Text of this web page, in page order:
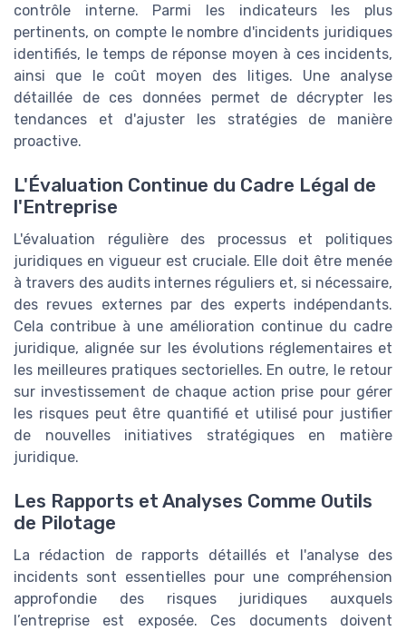
contrôle interne. Parmi les indicateurs les plus
pertinents, on compte le nombre d'incidents juridiques
identifiés, le temps de réponse moyen à ces incidents,
ainsi que le coût moyen des litiges. Une analyse
détaillée de ces données permet de décrypter les
tendances et d'ajuster les stratégies de manière
proactive.
L'Évaluation Continue du Cadre Légal de
l'Entreprise
L'évaluation régulière des processus et politiques
juridiques en vigueur est cruciale. Elle doit être menée
à travers des audits internes réguliers et, si nécessaire,
des revues externes par des experts indépendants.
Cela contribue à une amélioration continue du cadre
juridique, alignée sur les évolutions réglementaires et
les meilleures pratiques sectorielles. En outre, le retour
sur investissement de chaque action prise pour gérer
les risques peut être quantifié et utilisé pour justifier
de nouvelles initiatives stratégiques en matière
juridique.
Les Rapports et Analyses Comme Outils
de Pilotage
La rédaction de rapports détaillés et l'analyse des
incidents sont essentielles pour une compréhension
approfondie des risques juridiques auxquels
l’entreprise est exposée. Ces documents doivent